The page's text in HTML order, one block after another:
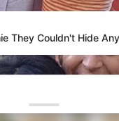
Tempat
di
They Couldn't Hide